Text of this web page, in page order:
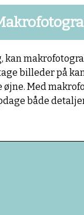
billeder på
øjne. Med
både